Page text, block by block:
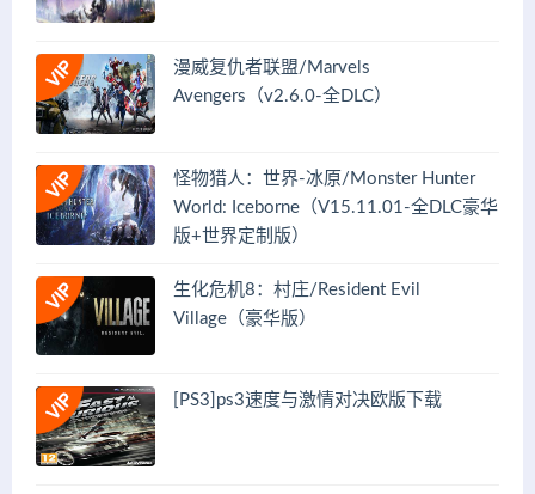
漫威复仇者联盟/Marvels
Avengers（v2.6.0-全DLC）
怪物猎人：世界-冰原/Monster Hunter
World: Iceborne（V15.11.01-全DLC豪华
版+世界定制版）
生化危机8：村庄/Resident Evil
Village（豪华版）
[PS3]ps3速度与激情对决欧版下载